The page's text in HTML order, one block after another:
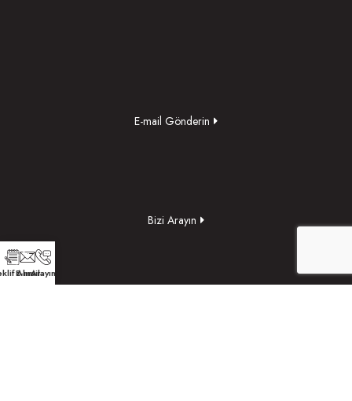
E-mail Gönderin
Bizi Arayın
Alın
E-mailArayın